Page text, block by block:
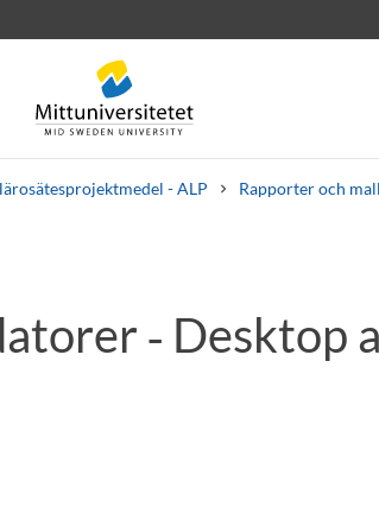
- ALP
Rapporter och
jobb
‑ Desktop